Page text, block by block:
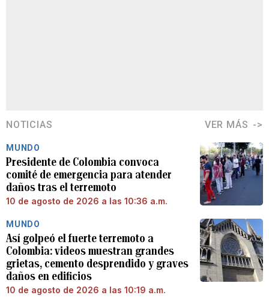
NOTICIAS VER MÁS
MUNDO
Presidente de Colombia convoca
comité de emergencia para atender
daños tras el terremoto
10 de agosto de 2026 a las 10:36 a.m.
MUNDO
Así golpeó el fuerte terremoto a
Colombia: videos muestran grandes
grietas, cemento desprendido y graves
daños en edificios
10 de agosto de 2026 a las 10:19 a.m.